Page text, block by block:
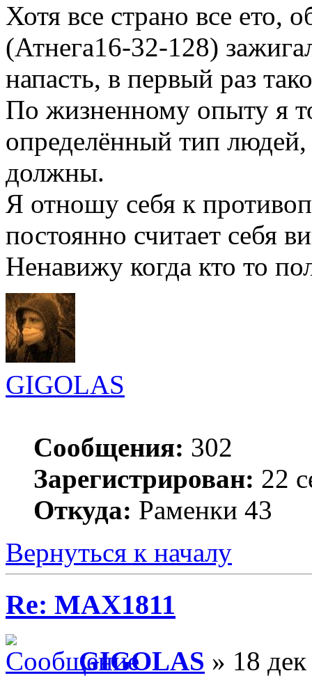
Хотя все страно все ето,
(Атнега16-32-128)
напасть, в первый раз
По жизненному опыту я
определённый тип людей,
должны.
Я отношу себя к
постоянно считает себя
Ненавижу когда кто то
GIGOLAS
Сообщения: 302
Зарегистрирован: 22
Откуда: Раменки 43
Вернуться к началу
Re: MAX1811
GIGOLAS » 18